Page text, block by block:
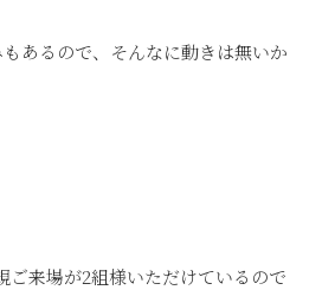
あるので、そんなに動きは無いか
ご来場が2組様いただけているので